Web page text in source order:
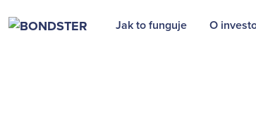
Jak to funguje O